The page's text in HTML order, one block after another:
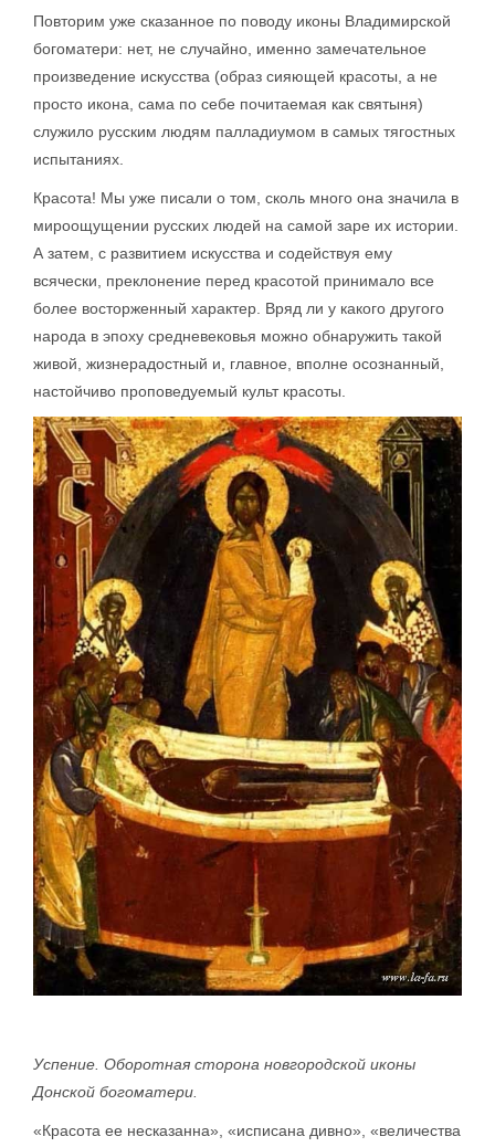
Повторим уже сказанное по поводу иконы Владимирской
богоматери: нет, не случайно, именно замечательное
произведение искусства (образ сияющей красоты, а не
просто икона, сама по себе почитаемая как святыня)
служило русским людям палладиумом в самых тягостных
испытаниях.
Красота! Мы уже писали о том, сколь много она значила в
мироощущении русских людей на самой заре их истории.
А затем, с развитием искусства и содействуя ему
всячески, преклонение перед красотой принимало все
более восторженный характер. Вряд ли у какого другого
народа в эпоху средневековья можно обнаружить такой
живой, жизнерадостный и, главное, вполне осознанный,
настойчиво проповедуемый культ красоты.
Успение. Оборотная сторона новгородской иконы
Донской богоматери.
«Красота ее несказанна», «исписана дивно», «величества